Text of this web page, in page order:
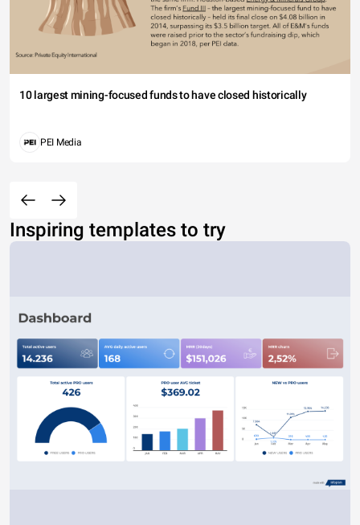
10 largest mining-focused funds to have closed historically
PEI Media
Inspiring templates to try